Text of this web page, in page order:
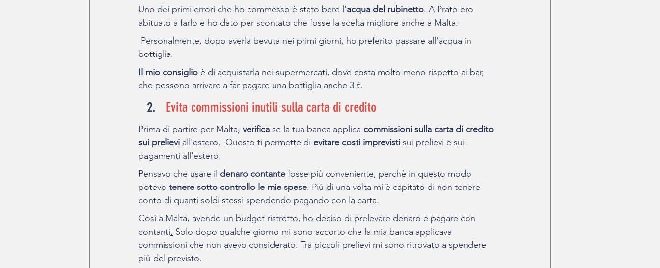
Uno dei primi errori che ho commesso è stato bere l'acqua del rubinetto. A Prato ero
abituato a farlo e ho dato per scontato che fosse la scelta migliore anche a Malta.
bottiglia.
Il mio consiglio è di acquistarla nei supermercati, dove costa molto meno rispetto ai bar,
che possono arrivare a far pagare una bottiglia anche 3 €.
Evita commissioni inutili sulla carta di credito
Prima di partire per Malta, verifica se la tua banca applica commissioni sulla carta di credito
sui prelievi all'estero.  Questo ti permette di evitare costi imprevisti sui prelievi e sui
pagamenti all'estero.
Pensavo che usare il denaro contante fosse più conveniente, perchè in questo modo
potevo tenere sotto controllo le mie spese. Più di una volta mi è capitato di non tenere
conto di quanti soldi stessi spendendo pagando con la carta.
Così a Malta, avendo un budget ristretto, ho deciso di prelevare denaro e pagare con
contanti. Solo dopo qualche giorno mi sono accorto che la mia banca applicava
commissioni che non avevo considerato. Tra piccoli prelievi mi sono ritrovato a spendere
più del previsto.